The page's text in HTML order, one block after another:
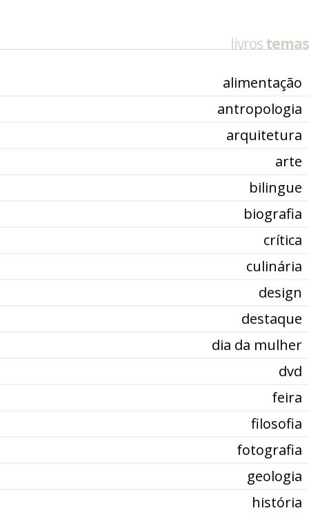
livrostemas
alimentação
antropologia
arquitetura
arte
bilingue
biografia
crítica
culinária
design
destaque
dia da mulher
dvd
feira
filosofia
fotografia
geologia
história